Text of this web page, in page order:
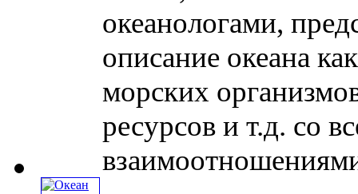
океанологами,
описание океана
морских
ресурсов и т.д. со